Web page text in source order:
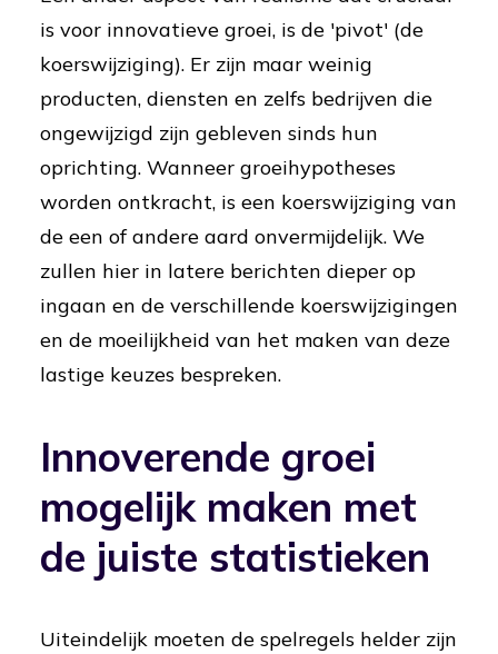
is voor innovatieve groei, is de 'pivot' (de
koerswijziging). Er zijn maar weinig
producten, diensten en zelfs bedrijven die
ongewijzigd zijn gebleven sinds hun
oprichting. Wanneer groeihypotheses
worden ontkracht, is een koerswijziging van
de een of andere aard onvermijdelijk. We
zullen hier in latere berichten dieper op
ingaan en de verschillende koerswijzigingen
en de moeilijkheid van het maken van deze
lastige keuzes bespreken.
Innoverende groei
mogelijk maken met
de juiste statistieken
Uiteindelijk moeten de spelregels helder zijn